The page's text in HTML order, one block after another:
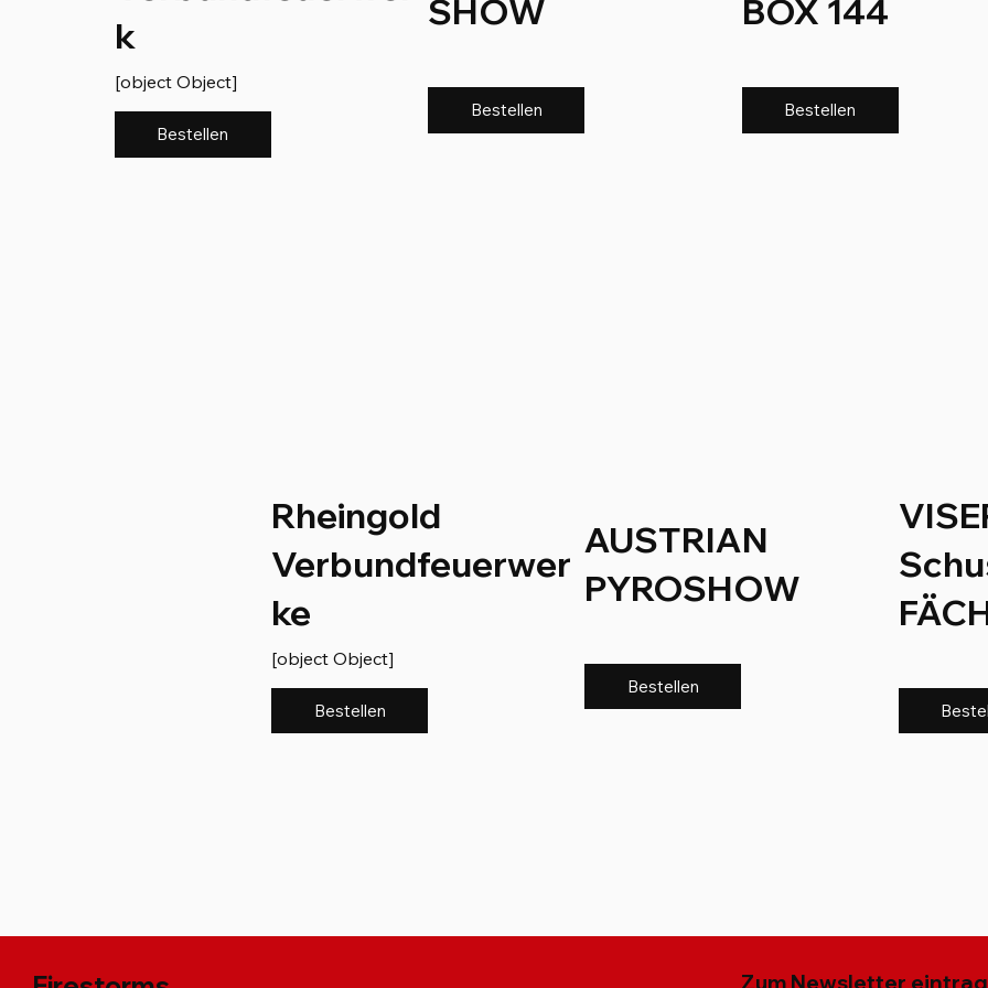
k
[object Object]
Bestellen
SHOW
Bestellen
BOX 144
Bestellen
Rheingold
Verbundfeuerwer
ke
[object Object]
Bestellen
AUSTRIAN
PYROSHOW
Bestellen